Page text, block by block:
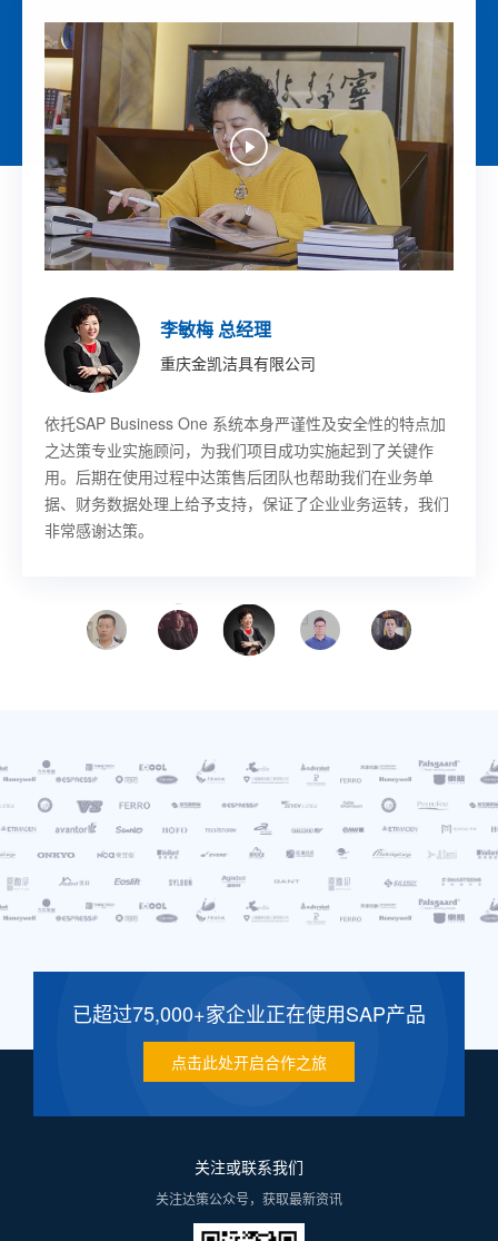
印琼玲 董事长
新阳硅密(上海)半导体技术有限公司
SAP Business One作为成熟的ERP平台，其先进的功能开
发做到了同产业成长‘与时俱进’。达策团队专业、敬业，和
公司的配合非常顺畅；他们帮忙定制、实施的系统上线时间
很短，且运行非常成功；公司管理层对此给予真心的肯定。
施允盛 副总裁
艾尔发智能科技股份有限公司
基于SAP Business One，从订单、单证、寻单等需求都能
快速传递到各个部门，无论是售前、售中还是售后环节，客
户的需求始终获得第一时间的关注和解决。
王珏 董事长秘书
乐鑫信息科技(上海)股份有限公司
SAP Business One 帮助乐鑫提升工作效率，感谢上海达策
公司为我们成功实施项目，我们也希望同上海达策公司在未
来的信息化建设中有更深一步的合作。
董宇 技术部部长
哈尔滨固泰电子有限责任公司
SAP Business One 项目解决物流库位管理、先进先出等需
求，并且能对物料进行批次管理，做到质量批次追踪。
胡其鸣 CEO
北京卢米埃时代院线有限公司
SAP Business One 帮助卢米埃影业提升了工作效率以及整
体市场竞争力，并最终为影迷带来更好的视听和服务享受
李敏梅 总经理
重庆金凯洁具有限公司
依托SAP Business One 系统本身严谨性及安全性的特点加
之达策专业实施顾问，为我们项目成功实施起到了关键作
用。后期在使用过程中达策售后团队也帮助我们在业务单
据、财务数据处理上给予支持，保证了企业业务运转，我们
非常感谢达策。
章吉龙 总经理
宁波赛龙进出口有限公司
SAP 上线以后对我们采购，发生了翻天覆地的变化，提高了
采购的工作效率，我非常满意。总的来说，过程是痛苦的，
结果是幸福的。
徐佳伟 副总裁
意欧斯智能科技股份有限公司
SAP Business One 解决方案的生产制造管理功能极大地满
足了意欧斯生产制造的管理变革需求，提高了业务流程的执
行效率及管理能力。与上海达策的合作让我们受益匪浅，使
意欧斯走上管理提升的快速发展之路。
已超过75,000+家企业正在使用SAP产品
点击此处开启合作之旅
关注或联系我们
关注达策公众号，获取最新资讯